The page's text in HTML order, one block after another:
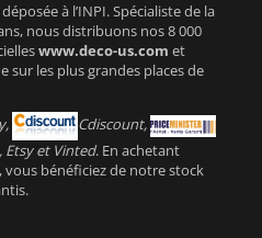
à l’INPI. Spécialiste de la
nous distribuons nos 8 000
www.deco-us.com et
sur les plus grandes places de
Cdiscount,
Etsy et Vinted. En achetant
bénéficiez de notre stock